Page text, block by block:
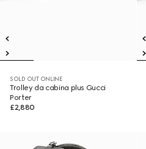
SOLD OUT ONLINE
Trolley da cabina plus Gucci
Porter
£2,880